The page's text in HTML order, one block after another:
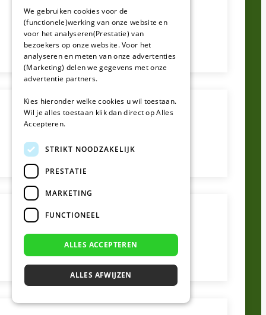
GERMAN
We gebruiken cookies voor de
(functionele)werking van onze website en
voor het analyseren(Prestatie) van
bezoekers op onze website. Voor het
analyseren en meten van onze advertenties
(Marketing) delen we gegevens met onze
advertentie partners.
Kies hieronder welke cookies u wil toestaan.
Wil je alles toestaan klik dan direct op Alles
Accepteren.
STRIKT NOODZAKELIJK
PRESTATIE
MARKETING
FUNCTIONEEL
ALLES ACCEPTEREN
ALLES AFWIJZEN